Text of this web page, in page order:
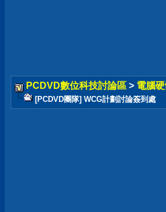
PCDVD數位科技討論區 > 電腦
[PCDVD團隊] WCG計劃討論簽到處